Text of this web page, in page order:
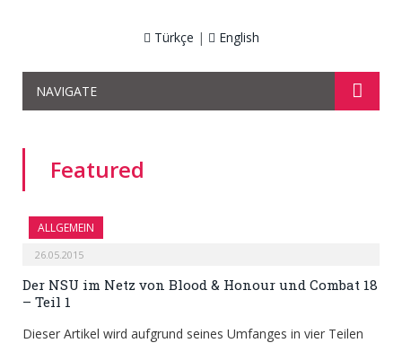
Türkçe | English
NAVIGATE
Featured
ALLGEMEIN
26.05.2015
Der NSU im Netz von Blood & Honour und Combat 18
– Teil 1
Dieser Artikel wird aufgrund seines Umfanges in vier Teilen